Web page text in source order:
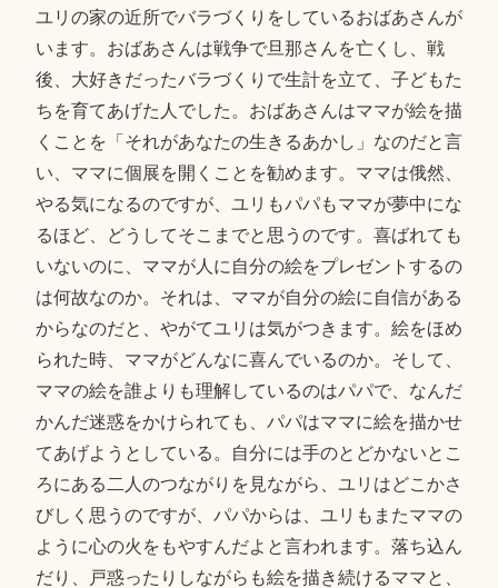
ユリの家の近所でバラづくりをしているおばあさんが
います。おばあさんは戦争で旦那さんを亡くし、戦
後、大好きだったバラづくりで生計を立て、子どもた
ちを育てあげた人でした。おばあさんはママが絵を描
くことを「それがあなたの生きるあかし」なのだと言
い、ママに個展を開くことを勧めます。ママは俄然、
やる気になるのですが、ユリもパパもママが夢中にな
るほど、どうしてそこまでと思うのです。喜ばれても
いないのに、ママが人に自分の絵をプレゼントするの
は何故なのか。それは、ママが自分の絵に自信がある
からなのだと、やがてユリは気がつきます。絵をほめ
られた時、ママがどんなに喜んでいるのか。そして、
ママの絵を誰よりも理解しているのはパパで、なんだ
かんだ迷惑をかけられても、パパはママに絵を描かせ
てあげようとしている。自分には手のとどかないとこ
ろにある二人のつながりを見ながら、ユリはどこかさ
びしく思うのですが、パパからは、ユリもまたママの
ように心の火をもやすんだよと言われます。落ち込ん
だり、戸惑ったりしながらも絵を描き続けるママと、